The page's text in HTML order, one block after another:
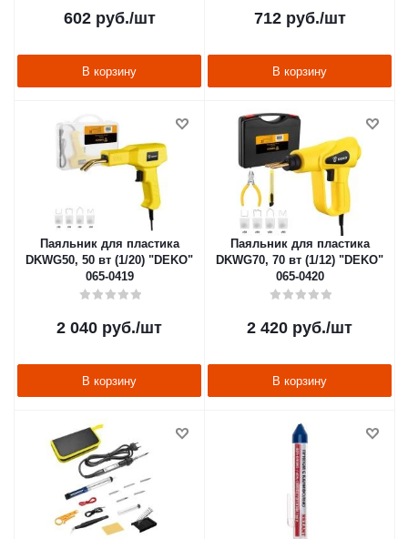
602руб./шт
В корзину
712руб./шт
В корзину
Паяльник для пластика
DKWG50, 50 вт (1/20) "DEKO"
065-0419
2 040 руб./шт
В корзину
Паяльник для пластика
DKWG70, 70 вт (1/12) "DEKO"
065-0420
2 420 руб./шт
В корзину